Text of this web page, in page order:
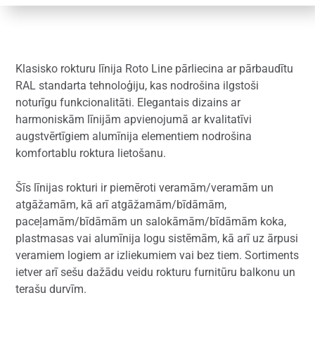
Klasisko rokturu līnija Roto Line pārliecina ar pārbaudītu
RAL standarta tehnoloģiju, kas nodrošina ilgstoši
noturīgu funkcionalitāti. Elegantais dizains ar
harmoniskām līnijām apvienojumā ar kvalitatīvi
augstvērtīgiem alumīnija elementiem nodrošina
komfortablu roktura lietošanu.
Šīs līnijas rokturi ir piemēroti veramām/veramām un
atgāžamām, kā arī atgāžamām/bīdāmām,
paceļamām/bīdāmām un salokāmām/bīdāmām koka,
plastmasas vai alumīnija logu sistēmām, kā arī uz ārpusi
veramiem logiem ar izliekumiem vai bez tiem. Sortiments
ietver arī sešu dažādu veidu rokturu furnitūru balkonu un
terašu durvīm.